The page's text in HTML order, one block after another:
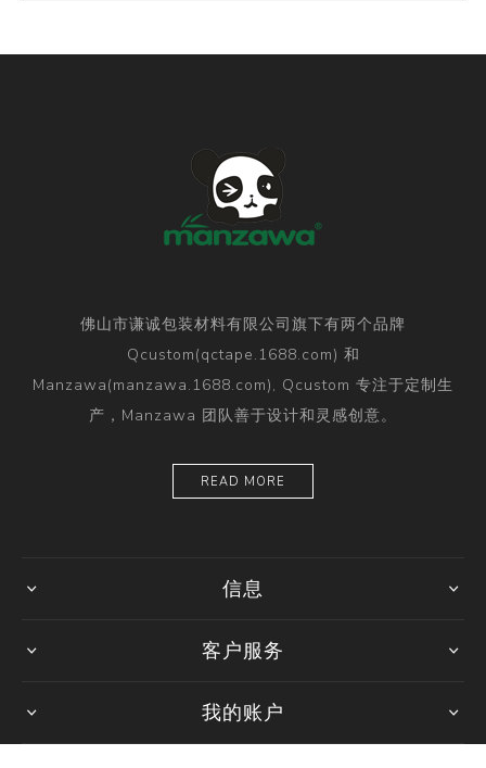
佛山市谦诚包装材料有限公司旗下有两个品牌
Qcustom(qctape.1688.com) 和
Manzawa(manzawa.1688.com), Qcustom 专注于定制生
产，Manzawa 团队善于设计和灵感创意。
READ MORE
信息
客户服务
我的账户